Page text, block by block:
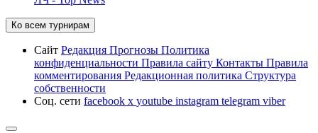
Ко всем турнирам
Сайт Редакция Прогнозы Политика
конфиденциальности Правила сайту Контакты Правила
комментирования Редакционная политика Структура
собственности
Соц. сети facebook x youtube instagram telegram viber